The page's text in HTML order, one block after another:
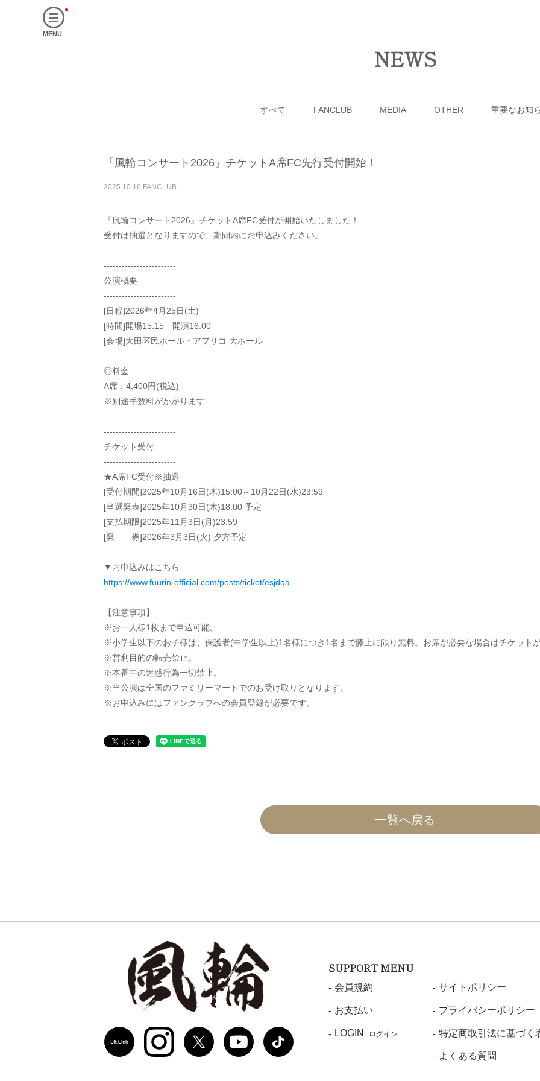
MENU
NEWS
すべて FANCLUB MEDIA OTHER 重要なお知
『風輪コンサート2026』チケットA席FC先行受付開始！
2025.10.16 FANCLUB
『風輪コンサート2026』チケットA席FC受付が開始いたしました！
受付は抽選となりますので、期間内にお申込みください。
------------------------
公演概要
------------------------
[日程]2026年4月25日(土)
[時間]開場15:15 開演16:00
[会場]大田区民ホール・アプリコ 大ホール
◎料金
A席：4,400円(税込)
※別途手数料がかかります
------------------------
チケット受付
------------------------
★A席FC受付※抽選
[受付期間]2025年10月16日(木)15:00～10月22日(水)23:59
[当選発表]2025年10月30日(木)18:00 予定
[支払期限]2025年11月3日(月)23:59
[発 券]2026年3月3日(火) 夕方予定
▼お申込みはこちら
https://www.fuurin-official.com/posts/ticket/esjdqa
【注意事項】
※お一人様1枚まで申込可能。
※小学生以下のお子様は、保護者(中学生以上)1名様につき1名まで膝上に限り無料。お席が必要な場合はチケット
※営利目的の転売禁止。
※本番中の迷惑行為一切禁止。
※当公演は全国のファミリーマートでのお受け取りとなります。
※お申込みにはファンクラブへの会員登録が必要です。
一覧へ戻る
SUPPORT MENU
会員規約
お支払い
LOGIN ログイン
サイトポリシー
プライバシーポリシー
特定商取引法に基づく
よくある質問